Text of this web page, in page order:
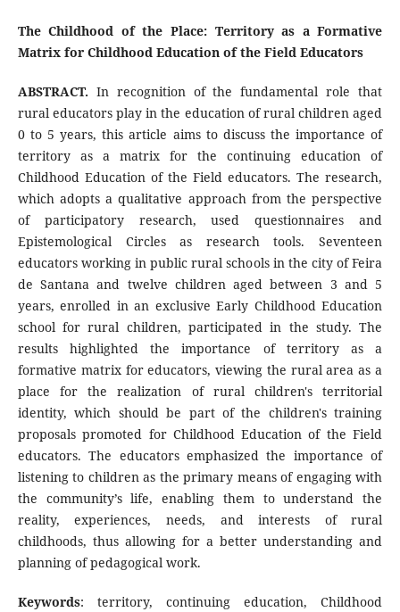
The Childhood of the Place: Territory as a Formative
Matrix for Childhood Education of the Field Educators
ABSTRACT. In recognition of the fundamental role that
rural educators play in the education of rural children aged
0 to 5 years, this article aims to discuss the importance of
territory as a matrix for the continuing education of
Childhood Education of the Field educators. The research,
which adopts a qualitative approach from the perspective
of participatory research, used questionnaires and
Epistemological Circles as research tools. Seventeen
educators working in public rural schools in the city of Feira
de Santana and twelve children aged between 3 and 5
years, enrolled in an exclusive Early Childhood Education
school for rural children, participated in the study. The
results highlighted the importance of territory as a
formative matrix for educators, viewing the rural area as a
place for the realization of rural children's territorial
identity, which should be part of the children's training
proposals promoted for Childhood Education of the Field
educators. The educators emphasized the importance of
listening to children as the primary means of engaging with
the community’s life, enabling them to understand the
reality, experiences, needs, and interests of rural
childhoods, thus allowing for a better understanding and
planning of pedagogical work.
Keywords: territory, continuing education, Childhood